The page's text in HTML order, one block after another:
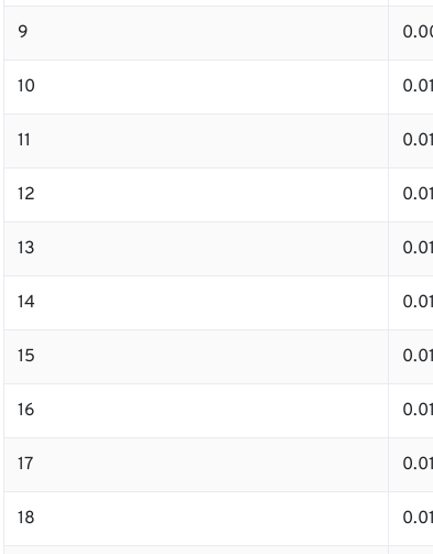
9
10 0.01
11
12
13
14
15
16
17
18